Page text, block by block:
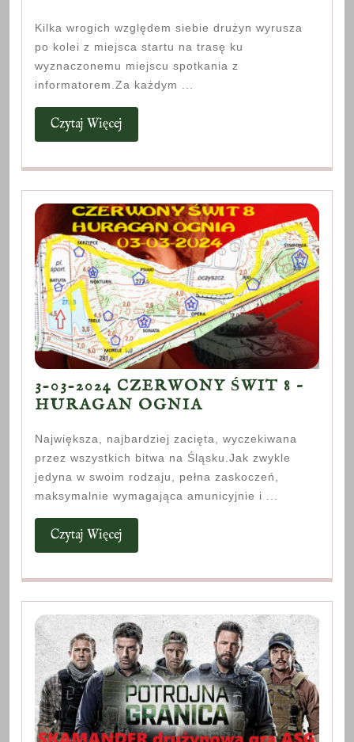
2023
SKAMANDER
5
–
Kilka wrogich względem siebie drużyn wyrusza
po kolei z miejsca startu na trasę ku
wyznaczonemu miejscu spotkania z
informatorem.Za każdym ...
Czytaj Więcej
Więcej
3-03-2024 CZERWONY ŚWIT 8 –
HURAGAN OGNIA3-
2024
CZERWONY
ŚWIT
8
Największa, najbardziej zacięta, wyczekiwana
przez wszystkich bitwa na Śląsku.Jak zwykle
jedyna w swoim rodzaju, pełna zaskoczeń,
maksymalnie wymagająca amunicyjnie i ...
Czytaj Więcej
Więcej